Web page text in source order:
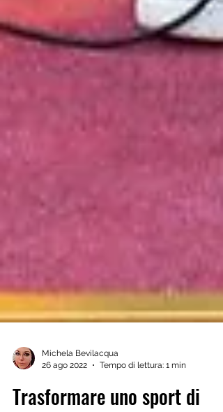
26 ago 2022
Tempo di lettura: 1 min